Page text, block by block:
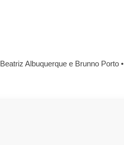
Beatriz Albuquerque e Brunno Porto •